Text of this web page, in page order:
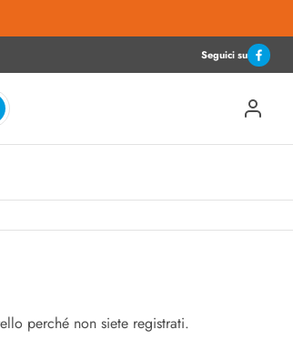
Seguici su
perché non siete registrati.